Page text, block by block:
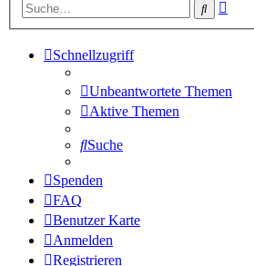
Suche
Schnellzugriff
Unbeantwortete Themen
Aktive Themen
Suche
Spenden
FAQ
Benutzer Karte
Anmelden
Registrieren